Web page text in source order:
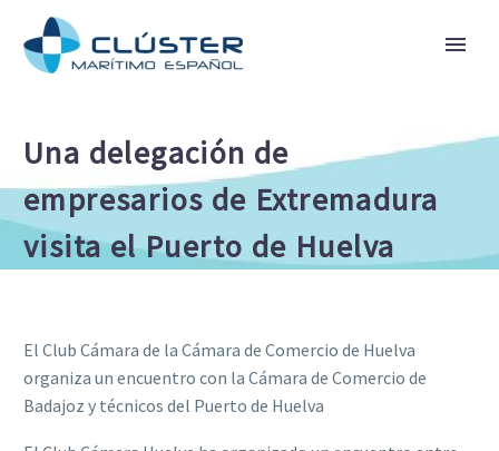
Una delegación de
empresarios de Extremadura
visita el Puerto de Huelva
El Club Cámara de la Cámara de Comercio de Huelva
organiza un encuentro con la Cámara de Comercio de
Badajoz y técnicos del Puerto de Huelva